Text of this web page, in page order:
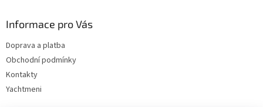
Informace pro Vás
Doprava a platba
Obchodní podmínky
Kontakty
Yachtmeni